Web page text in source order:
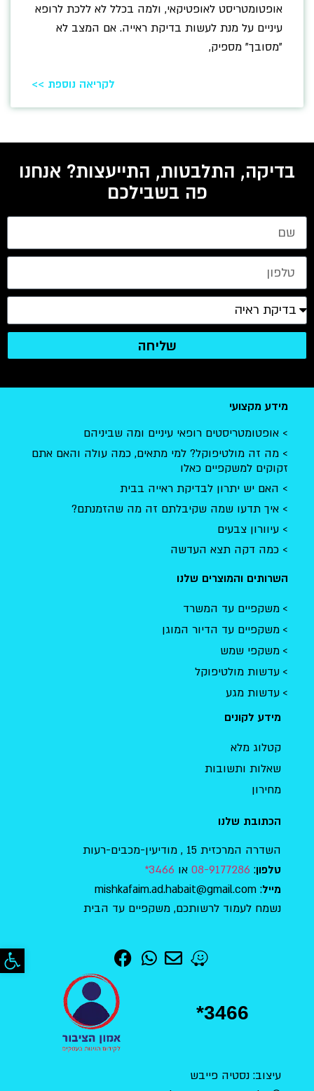
אופטומטריסט לאופטיקאי, ולמה בכלל לא ללכת לרופא
עיניים על מנת לעשות בדיקת ראייה. אם המצב לא
"מסובך" מספיק,
לקריאה נוספת >>
בדיקה, התלבטות, התייעצות? אנחנו
פה בשבילכם
שליחה
מידע מקצועי
אופטומטריסטים רופאי עיניים ומה שביניהם
מה זה מולטיפוקל? למי מתאים, כמה עולה והאם אתם
זקוקים למשקפיים כאלו
האם יש יתרון לבדיקת ראייה בבית
איך תדעו שמה שקיבלתם זה מה שהזמנתם?
עיוורון צבעים
כמה דקה תצא העדשה
השרותים והמוצרים שלנו
משקפיים עד המשרד
משקפיים עד הדיור המוגן
משקפי שמש
עדשות מולטיפוקל
עדשות מגע
מידע לקונים
קטלוג מלא
שאלות ותשובות
מחירון
הכתובת שלנו
השדרה המרכזית 15 , מודיעין-מכבים-רעות
טלפון:
08-9177286 או 3466*
מייל: mishkafaim.ad.habait@gmail.com
נשמח לעמוד לרשותכם, משקפיים עד הבית
*3466
עיצוב: נסטיה פייבש
פתח